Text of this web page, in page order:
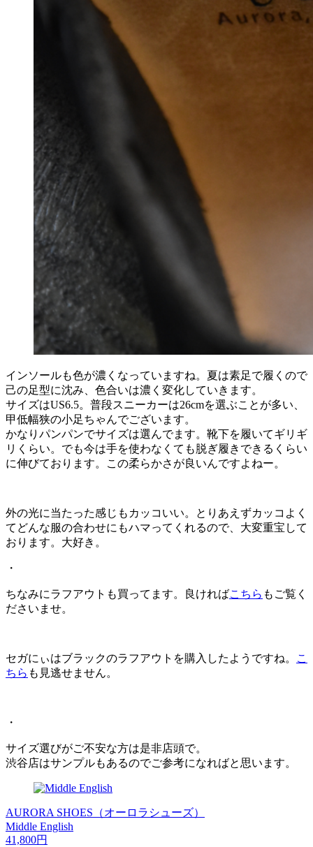
インソールも色が濃くなっていますね。夏は素足で履くので
己の足型に沈み、色合いは濃く変化していきます。
サイズはUS6.5。普段スニーカーは26cmを選ぶことが多い、
甲低幅狭の小足ちゃんでございます。
かなりパンパンでサイズは選んでます。靴下を履いてギリギ
リくらい。でも今は手を使わなくても脱ぎ履きできるくらい
に伸びております。この柔らかさが良いんですよねー。
外の光に当たった感じもカッコいい。とりあえずカッコよく
てどんな服の合わせにもハマってくれるので、大変重宝して
おります。大好き。
・
ちなみにラフアウトも買ってます。良ければこちら もご覧く
ださいませ。
セガにぃはブラックのラフアウトを購入したようですね。
こ
ちら も見逃せません。
・
サイズ選びがご不安な方は是非店頭で。
渋谷店はサンプルもあるのでご参考になればと思います。
AURORA SHOES（オーロラシューズ）
Middle English
41,800円